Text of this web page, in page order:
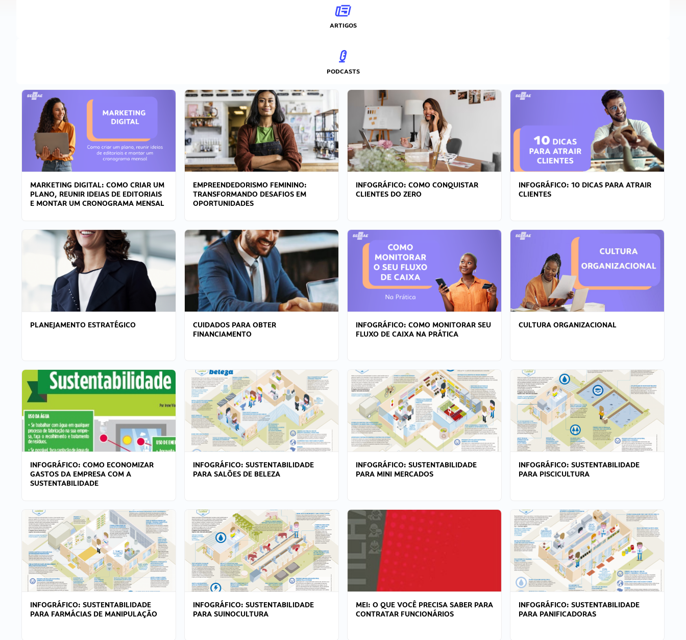
ARTIGOS
PODCASTS
MARKETING DIGITAL: COMO CRIAR UM
PLANO, REUNIR IDEIAS DE EDITORIAIS
E MONTAR UM CRONOGRAMA MENSAL
EMPREENDEDORISMO FEMININO:
TRANSFORMANDO DESAFIOS EM
OPORTUNIDADES
INFOGRÁFICO: COMO CONQUISTAR
CLIENTES DO ZERO
INFOGRÁFICO: 10 DICAS PARA ATRAIR
CLIENTES
PLANEJAMENTO ESTRATÉGICO
CUIDADOS PARA OBTER
FINANCIAMENTO
INFOGRÁFICO: COMO MONITORAR SEU
FLUXO DE CAIXA NA PRÁTICA
CULTURA ORGANIZACIONAL
INFOGRÁFICO: COMO ECONOMIZAR
GASTOS DA EMPRESA COM A
SUSTENTABILIDADE
INFOGRÁFICO: SUSTENTABILIDADE
PARA SALÕES DE BELEZA
INFOGRÁFICO: SUSTENTABILIDADE
PARA MINI MERCADOS
INFOGRÁFICO: SUSTENTABILIDADE
PARA PISCICULTURA
INFOGRÁFICO: SUSTENTABILIDADE
PARA FARMÁCIAS DE MANIPULAÇÃO
INFOGRÁFICO: SUSTENTABILIDADE
PARA SUINOCULTURA
MEI: O QUE VOCÊ PRECISA SABER PARA
CONTRATAR FUNCIONÁRIOS
INFOGRÁFICO: SUSTENTABILIDADE
PARA PANIFICADORAS